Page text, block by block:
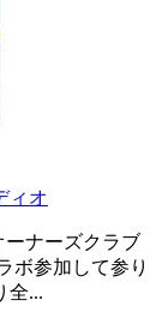
ィオ
ーナーズクラブ
ボ参加して参り
全...